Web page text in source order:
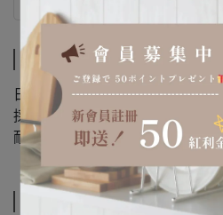
商品介紹
日本高級飯店指定使用水杯，如
採Tritan(飽和聚酯樹脂)製作，耐
耐熱度-20~100度，可盛裝酒精飲
規格說明